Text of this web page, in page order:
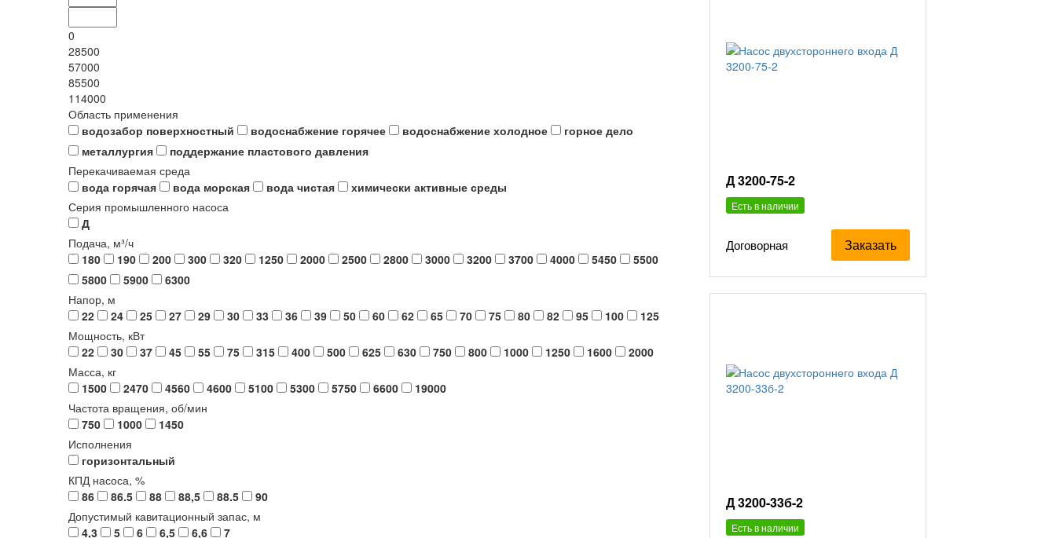
0
28500
57000
85500
114000
Область применения
водозабор поверхностный
водоснабжение горячее водоснабжение холодное
горное дело
металлургия
поддержание пластового давления
Перекачиваемая среда
вода горячая
вода морская вода чистая
химически активные среды
Серия промышленного насоса
Д
Подача, м³/ч
180
190 200 300 320 1250 2000 2500 2800 3000 3200 3700 4000 5450
5500
5800
5900
6300
Напор, м
22
24 25 27 29 30 33 36 39 50 60 62 65 70 75 80 82 95 100
125
Мощность, кВт
22
30 37 45 55 75 315 400 500 625 630 750 800 1000 1250 1600
2000
Масса, кг
1500
2470 4560 4600 5100 5300 5750 6600
19000
Частота вращения, об/мин
750
1000
1450
Исполнения
горизонтальный
КПД насоса, %
86
86.5 88 88,5 88.5
90
Допустимый кавитационный запас, м
4,3
5 6 6,5 6,6
7
Д 3200-75-2
Есть в наличии
Договорная Заказать
Д 3200-33б-2
Есть в наличии